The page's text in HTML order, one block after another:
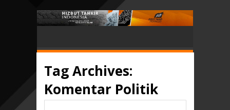
Tag Archives:
Komentar Politik